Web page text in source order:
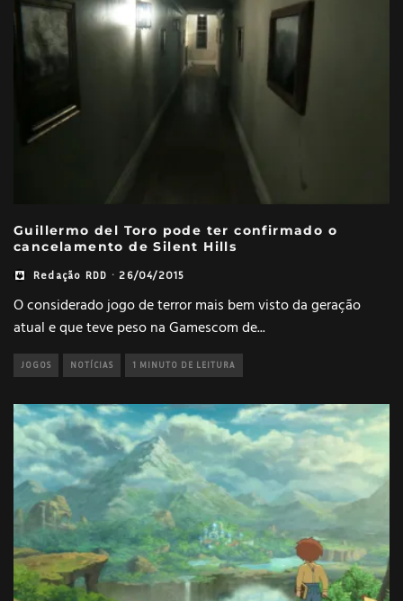
Guillermo del Toro pode ter confirmado o
cancelamento de Silent Hills
Redação RDD · 26/04/2015
O considerado jogo de terror mais bem visto da geração
atual e que teve peso na Gamescom de...
JOGOS NOTÍCIAS 1 MINUTO DE LEITURA